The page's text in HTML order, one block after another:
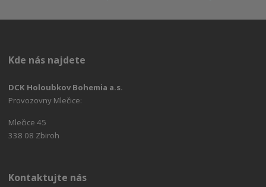
Kde nás najdete
DCK Holoubkov Bohemia a.s.
Provozovny Mlečice:
Mlečice 45
338 08 Zbiroh
Kontaktujte nás